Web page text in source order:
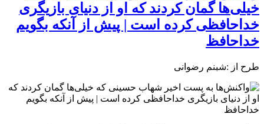
خیلی‌ها گمان کردند که او از دنیای بازیگری
خداحافظی کرده است | پیش از آنکه بگویم
خداحافظ
طرح از :شبنم رضوانی